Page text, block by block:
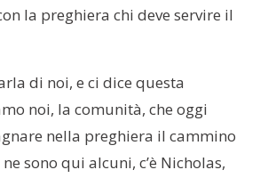
la preghiera chi deve servire il
di noi, e ci dice questa
noi, la comunità, che oggi
nella preghiera il cammino
sono qui alcuni, c’è Nicholas,